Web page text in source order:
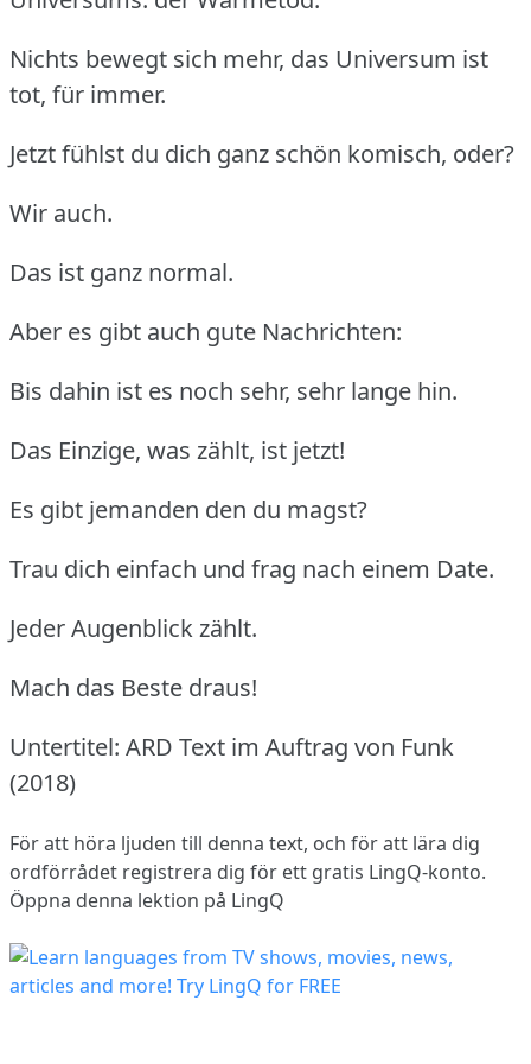
Nichts bewegt sich mehr, das Universum ist
tot, für immer.
Jetzt fühlst du dich ganz schön komisch, oder?
Wir auch.
Das ist ganz normal.
Aber es gibt auch gute Nachrichten:
Bis dahin ist es noch sehr, sehr lange hin.
Das Einzige, was zählt, ist jetzt!
Es gibt jemanden den du magst?
Trau dich einfach und frag nach einem Date.
Jeder Augenblick zählt.
Mach das Beste draus!
Untertitel: ARD Text im Auftrag von Funk
(2018)
För att höra ljuden till denna text, och för att lära dig
ordförrådet registrera dig för ett gratis LingQ-konto.
Öppna denna lektion på LingQ